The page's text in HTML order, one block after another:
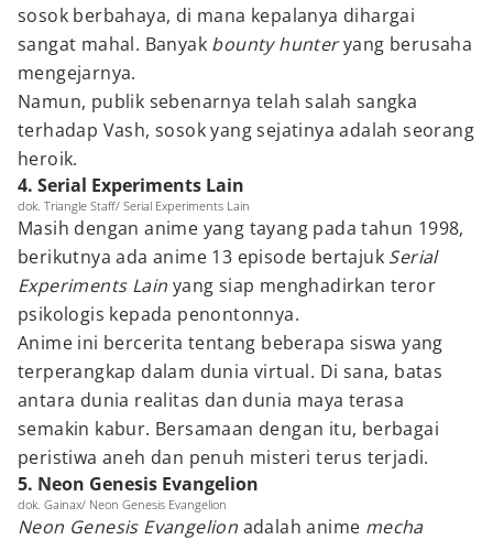
sosok berbahaya, di mana kepalanya dihargai
sangat mahal. Banyak bounty hunteryang berusaha
mengejarnya.
Namun, publik sebenarnya telah salah sangka
terhadap Vash, sosok yang sejatinya adalah seorang
heroik.
4. Serial Experiments Lain
dok. Triangle Staff/ Serial Experiments Lain
Masih dengan anime yang tayang pada tahun 1998,
berikutnya ada anime 13 episode bertajuk Serial
Experiments Lain yang siap menghadirkan teror
psikologis kepada penontonnya.
Anime ini bercerita tentang beberapa siswa yang
terperangkap dalam dunia virtual. Di sana, batas
antara dunia realitas dan dunia maya terasa
semakin kabur. Bersamaan dengan itu, berbagai
peristiwa aneh dan penuh misteri terus terjadi.
5. Neon Genesis Evangelion
dok. Gainax/ Neon Genesis Evangelion
Neon Genesis Evangelion adalah anime mecha